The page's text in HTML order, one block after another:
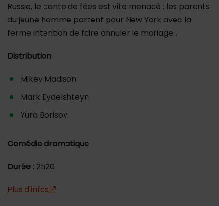
Russie, le conte de fées est vite menacé : les parents
du jeune homme partent pour New York avec la
ferme intention de faire annuler le mariage…
Distribution
Mikey Madison
Mark Eydelshteyn
Yura Borisov
Comédie dramatique
Durée : 2h20
Plus d'infos